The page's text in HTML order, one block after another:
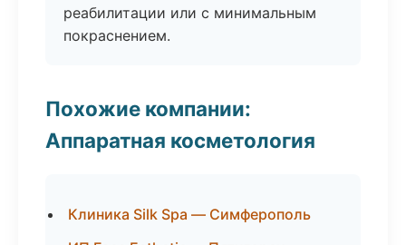
реабилитации или с минимальным
покраснением.
Похожие компании:
Аппаратная косметология
Клиника Silk Spa — Симферополь